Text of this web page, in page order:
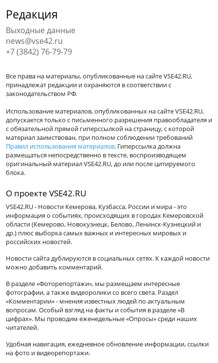
Редакция
Выходные данные
news@vse42.ru
+7 (3842) 76-79-79
Все права на материалы, опубликованные на сайте VSE42.RU,
принадлежат редакции и охраняются в соответствии с
законодательством РФ.
Использование материалов, опубликованных на сайте VSE42.RU,
допускается только с письменного разрешения правообладателя и
с обязательной прямой гиперссылкой на страницу, с которой
материал заимствован, при полном соблюдении требований
Правил использования материалов. Гиперссылка должна
размещаться непосредственно в тексте, воспроизводящем
оригинальный материал VSE42.RU, до или после цитируемого
блока.
О проекте VSE42.RU
VSE42.RU - Новости Кемерова, Кузбасса, России и мира - это
информация о событиях, происходящих в городах Кемеровской
области (Кемерово, Новокузнецк, Белово, Ленинск-Кузнецкий и
др.) плюс выборка самых важных и интересных мировых и
российских новостей.
Новости сайта дублируются в социальных сетях. К каждой новости
можно добавить комментарий.
В разделе «Фоторепортажи», мы размещаем интересные
фотографии, а также видеоролики со всего света. Раздел
«Комментарии» - мнения известных людей по актуальным
вопросам. Особый взгляд на факты и события в разделе «В
цифрах». Мы проводим еженедельные «Опросы» среди наших
читателей.
Удобная навигация, ежедневное обновление информации, ссылки
на фото и видеорепортажи.